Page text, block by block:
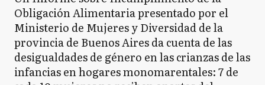
Obligación Alimentaria presentado por el
Ministerio de Mujeres y Diversidad de la
provincia de Buenos Aires da cuenta de las
desigualdades de género en las crianzas de las
infancias en hogares monomarentales: 7 de